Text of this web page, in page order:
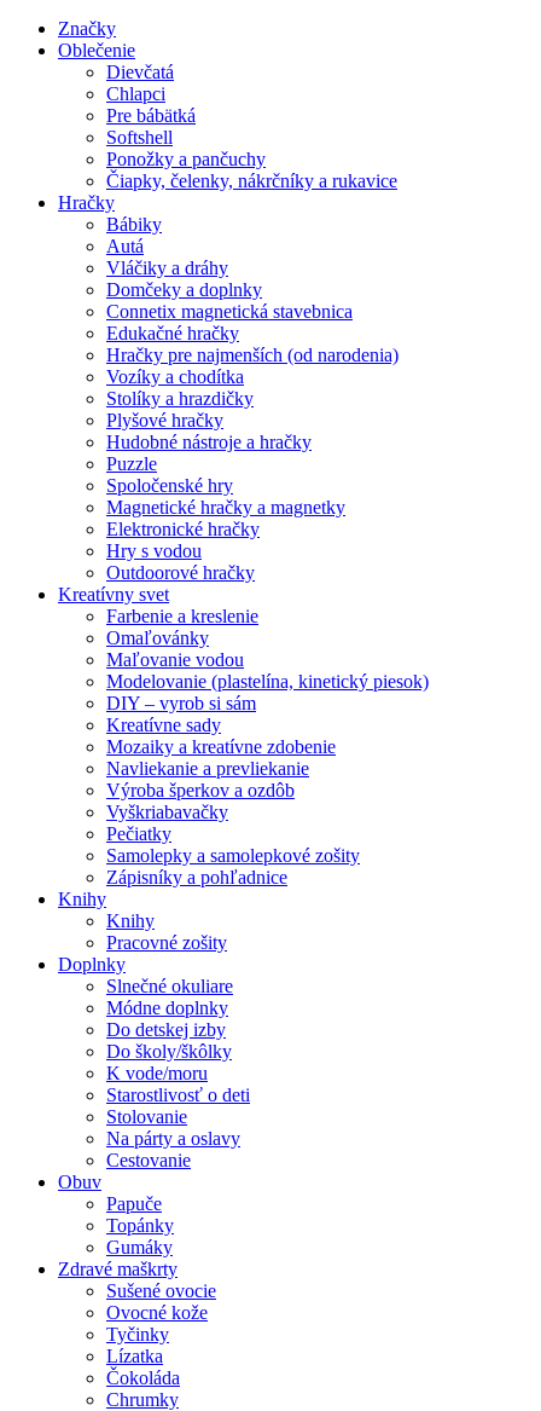
Značky
Oblečenie
Dievčatá
Chlapci
Pre bábätká
Softshell
Ponožky a pančuchy
Čiapky, čelenky, nákrčníky a rukavice
Hračky
Bábiky
Autá
Vláčiky a dráhy
Domčeky a doplnky
Connetix magnetická stavebnica
Edukačné hračky
Hračky pre najmenších (od narodenia)
Vozíky a chodítka
Stolíky a hrazdičky
Plyšové hračky
Hudobné nástroje a hračky
Puzzle
Spoločenské hry
Magnetické hračky a magnetky
Elektronické hračky
Hry s vodou
Outdoorové hračky
Kreatívny svet
Farbenie a kreslenie
Omaľovánky
Maľovanie vodou
Modelovanie (plastelína, kinetický piesok)
DIY – vyrob si sám
Kreatívne sady
Mozaiky a kreatívne zdobenie
Navliekanie a prevliekanie
Výroba šperkov a ozdôb
Vyškriabavačky
Pečiatky
Samolepky a samolepkové zošity
Zápisníky a pohľadnice
Knihy
Knihy
Pracovné zošity
Doplnky
Slnečné okuliare
Módne doplnky
Do detskej izby
Do školy/škôlky
K vode/moru
Starostlivosť o deti
Stolovanie
Na párty a oslavy
Cestovanie
Obuv
Papuče
Topánky
Gumáky
Zdravé maškrty
Sušené ovocie
Ovocné kože
Tyčinky
Lízatka
Čokoláda
Chrumky